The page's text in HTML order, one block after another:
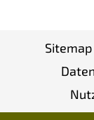
Sitemap